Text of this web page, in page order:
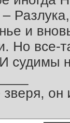
и
Но все-
судимы
он